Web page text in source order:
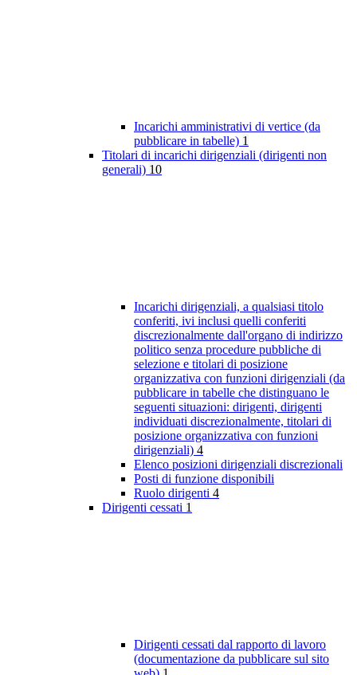
Incarichi amministrativi di vertice (da
pubblicare in tabelle) 1
Titolari di incarichi dirigenziali (dirigenti non
generali) 10
Incarichi dirigenziali, a qualsiasi titolo
conferiti, ivi inclusi quelli conferiti
discrezionalmente dall'organo di indirizzo
politico senza procedure pubbliche di
selezione e titolari di posizione
organizzativa con funzioni dirigenziali (da
pubblicare in tabelle che distinguano le
seguenti situazioni: dirigenti, dirigenti
individuati discrezionalmente, titolari di
posizione organizzativa con funzioni
dirigenziali) 4
Elenco posizioni dirigenziali discrezionali
Posti di funzione disponibili
Ruolo dirigenti 4
Dirigenti cessati 1
Dirigenti cessati dal rapporto di lavoro
(documentazione da pubblicare sul sito